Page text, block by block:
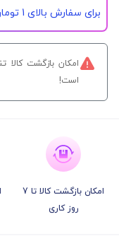
برای سفارش‌ بالای 1 تومان
است!
امکان بازگشت کالا تا 7
روز کاری